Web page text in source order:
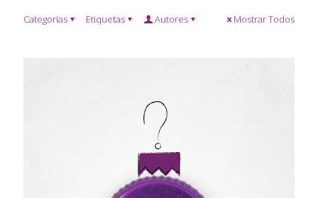
Categorias Etiquetas Autores Mostrar Todos